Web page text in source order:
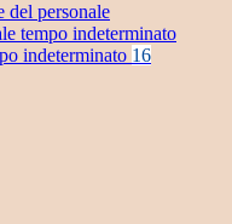
del personale
tempo indeterminato
indeterminato 16